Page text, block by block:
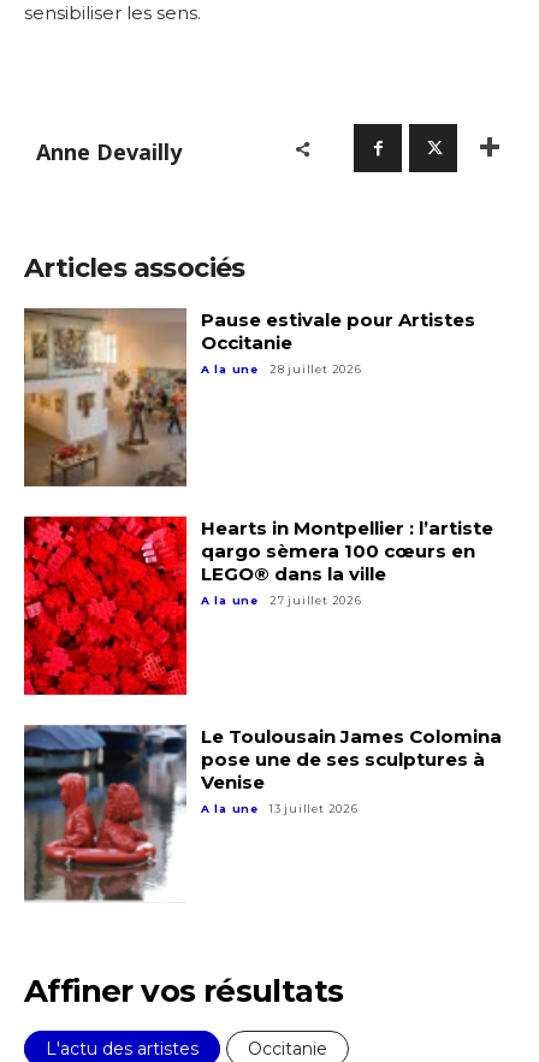
* Champ obligatoire
Nom
Statut / Organisation
* Champ obligatoire
sensibiliser les sens.
Anne Devailly
Articles associés
Pause estivale pour Artistes
Occitanie
A la une 28 juillet 2026
Hearts in Montpellier : l’artiste
qargo sèmera 100 cœurs en
LEGO® dans la ville
A la une 27 juillet 2026
Le Toulousain James Colomina
pose une de ses sculptures à
Venise
A la une 13 juillet 2026
Affiner vos résultats
L'actu des artistes
Occitanie